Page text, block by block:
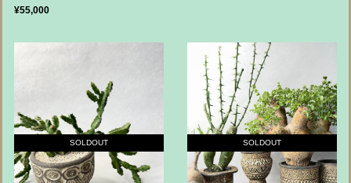
¥55,000
SOLDOUT SOLDOUT